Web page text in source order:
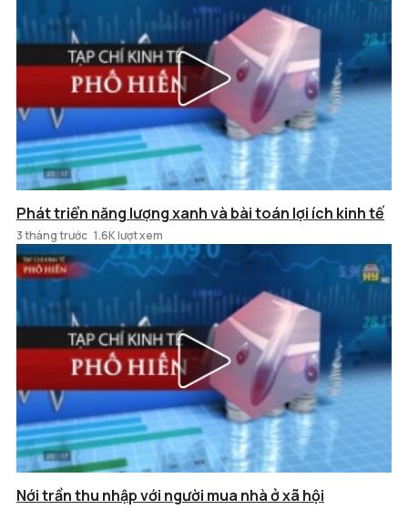
Phát triển năng lượng xanh và bài toán lợi ích kinh tế
3 tháng trước 1.6K lượt xem
Nới trần thu nhập với người mua nhà ở xã hội